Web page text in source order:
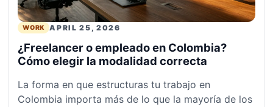
WORK APRIL 25, 2026
¿Freelancer o empleado en Colombia?
Cómo elegir la modalidad correcta
La forma en que estructuras tu trabajo en
Colombia importa más de lo que la mayoría de los